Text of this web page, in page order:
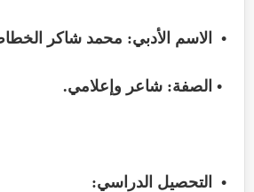
• الاسم الأدبي: محمد شاكر
• الصفة: شاعر وإعلامي.
• التحصيل الدراسي: